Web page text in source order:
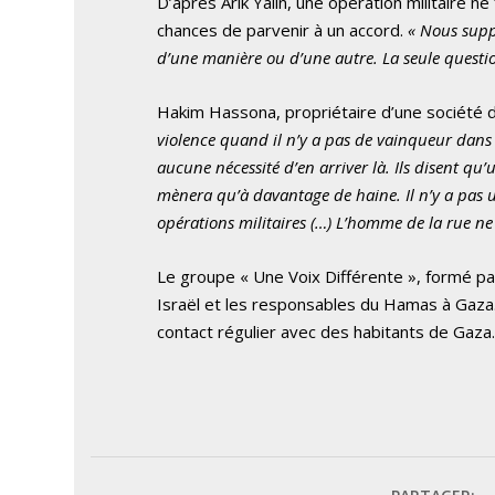
chances de parvenir à un accord.« Nous
d’une manière ou d’une autre. La seule
Hakim Hassona, propriétaire d’une
violence quand il n’y a pas de vainqueur
aucune nécessité d’en arriver là. Ils disent
mènera qu’à davantage de haine. Il n’y a
opérations militaires (…) L’homme de la rue
Le groupe « Une Voix Différente », formé
Israël et les responsables du Hamas à
contact régulier avec des habitants de Gaza.